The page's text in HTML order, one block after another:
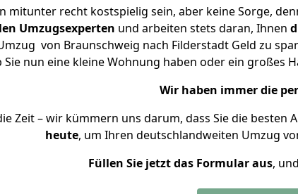
mitunter recht kostspielig sein, aber keine Sorge,
Umzugsexperten und arbeiten stets daran, Ihnen
von Braunschweig nach Filderstadt Geld zu
Sie nun eine kleine Wohnung haben oder ein großes
Wir haben immer die
Zeit – wir kümmern uns darum, dass Sie die besten
heute, um Ihren deutschlandweiten Umzug
Füllen Sie jetzt das Formular aus,